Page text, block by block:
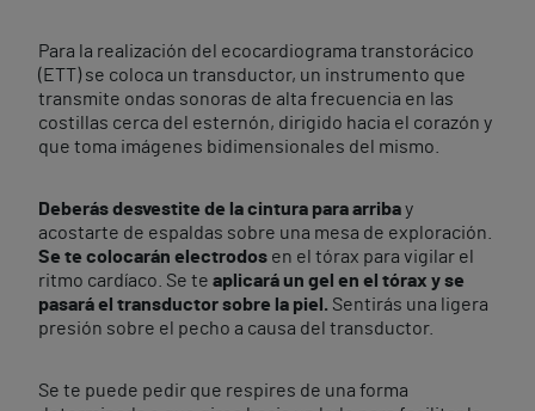
Para la realización del ecocardiograma transtorácico
(ETT) se coloca un transductor, un instrumento que
transmite ondas sonoras de alta frecuencia en las
costillas cerca del esternón, dirigido hacia el corazón y
que toma imágenes bidimensionales del mismo.
Deberás desvestite de la cintura para arribay
acostarte de espaldas sobre una mesa de exploración.
Se te colocarán electrodos en el tórax para vigilar el
ritmo cardíaco. Se te aplicará un gel en el tórax y se
pasará el transductor sobre la piel. Sentirás una ligera
presión sobre el pecho a causa del transductor.
Se te puede pedir que respires de una forma